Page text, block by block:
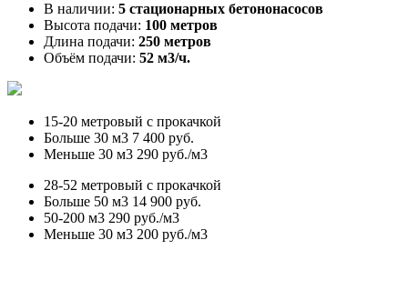
В наличии: 5 стационарных бетононасосов
Высота подачи: 100 метров
Длина подачи: 250 метров
Объём подачи: 52 м3/ч.
15-20 метровый с прокачкой
Больше 30 м3 7 400 руб.
Меньше 30 м3 290 руб./м3
28-52 метровый с прокачкой
Больше 50 м3 14 900 руб.
50-200 м3 290 руб./м3
Меньше 30 м3 200 руб./м3